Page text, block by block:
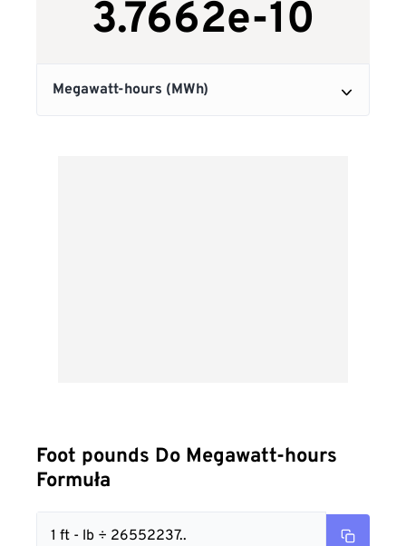
Foot pounds Do Megawatt-hours
Formuła
1 ft - lb ÷ 26552237..